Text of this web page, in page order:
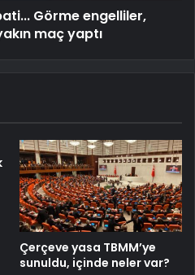
Görme engelliler,
maç yaptı
Çerçeve yasa TBMM’ye
sunuldu, içinde neler var?